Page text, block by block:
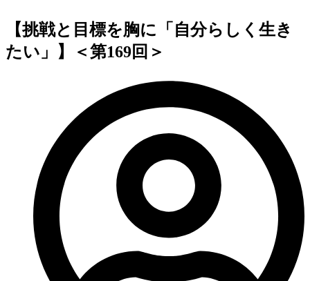
【挑戦と目標を胸に「自分らしく生き
たい」】＜第169回＞